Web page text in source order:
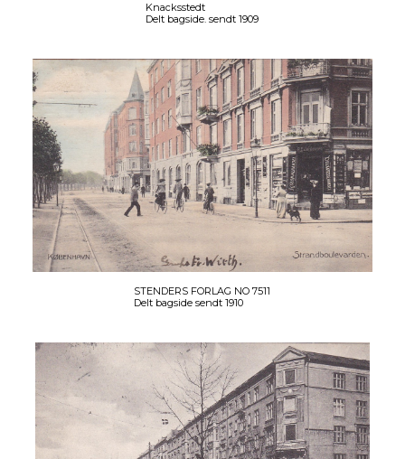
Knacksstedt
Delt bagside. sendt 1909
STENDERS FORLAG NO 7511
Delt bagside sendt 1910